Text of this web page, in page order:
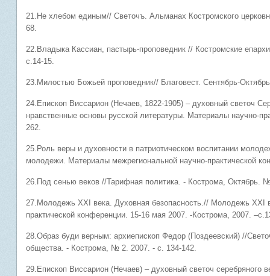
21.Не хлебом единым// Светочъ. Альманах Костромского
68.
22.Владыка Кассиан, пастырь-проповедник // Костромские
с.14-15.
23.Милостью Божьей проповедник// Благовест. Сентябрь-
24.Епископ Виссарион (Нечаев, 1822-1905) – духовный светоч
нравственные основы русской литературы. Материалы научно-
262.
25.Роль веры и духовности в патриотическом воспитании
молодежи. Материалы межрегиональной научно-практической
26.Под сенью веков //Тарифная политика. - Кострома, Октябрь.
27.Молодежь XXI века. Духовная безопасность.// Молодежь
практической конференции. 15-16 мая 2007. -Кострома, 2007.
28.Образ буди верным: архиепископ Федор (Поздеевский) //
общества. - Кострома, № 2. 2007. - с. 134-142.
29.Епископ Виссарион (Нечаев) – духовный светоч серебряного